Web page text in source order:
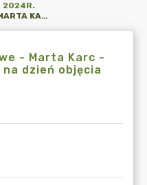
2024R.
OŚWIADCZENIE MAJĄTKOWE - MARTA KARC - ZASTĘPCA WÓJTA - STAN NA DZIEŃ OBJĘCIA STANOWISKA
- Marta Karc -
dzień objęcia